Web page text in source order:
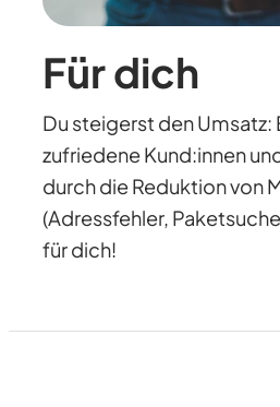
Für dich
Du steigerst den Umsatz:
zufriedene Kund:innen
durch die Reduktion von
(Adressfehler,
für dich!